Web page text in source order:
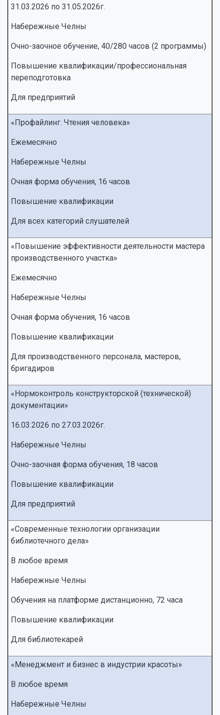
31.03.2026 по 31.05.2026г.
Набережные Челны
Очно-заочное обучение, 40/280 часов (2 программы)
Повышение квалификации/профессиональная
переподготовка
Для предприятий
«Профайлинг. Чтения человека»
Ежемесячно
Набережные Челны
Очная форма обучения, 16 часов
Повышение квалификации
Для всех категорий слушателей
«Повышение эффективности деятельности мастера
производственного участка»
Ежемесячно
Набережные Челны
Очная форма обучения, 16 часов
Повышение квалификации
Для производственного персонала, мастеров,
бригадиров
«Нормоконтроль конструкторской (технической)
документации»
16.03.2026 по 27.03.2026г.
Набережные Челны
Очно-заочная форма обучения, 18 часов
Повышение квалификации
Для предприятий
«Современные технологии организации
библиотечного дела»
В любое время
Набережные Челны
Обучения на платформе дистанционно, 72 часа
Повышение квалификации
Для библиотекарей
«Менеджмент и бизнес в индустрии красоты»
В любое время
Набережные Челны